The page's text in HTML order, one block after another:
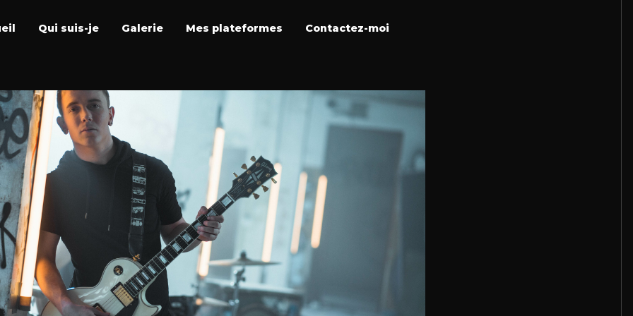
Qui suis-je Galerie Mes plateformes Contactez-moi